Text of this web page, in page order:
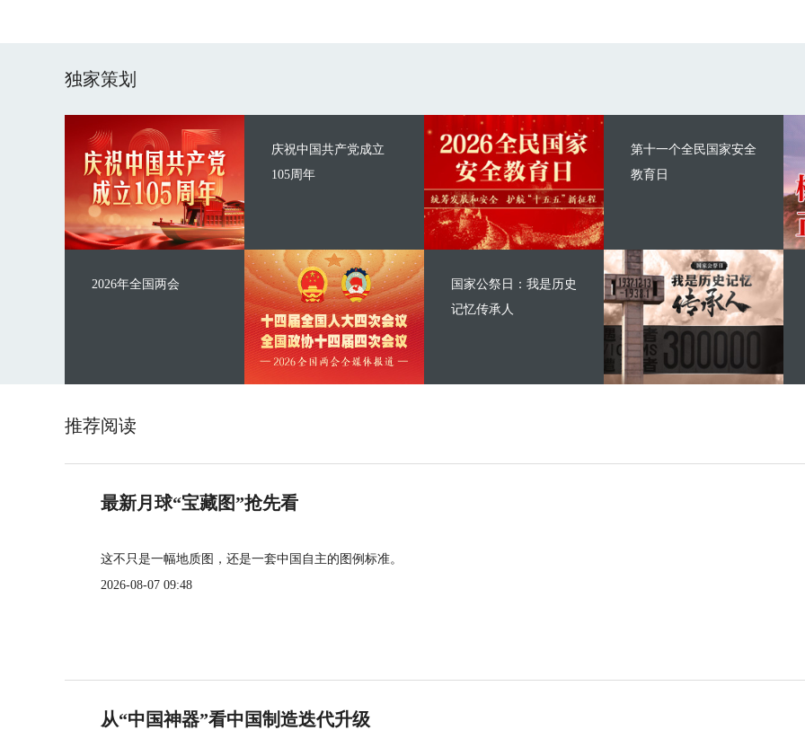
独家策划
庆祝中国共产党成立
105周年
2026年全国两会
第十一个全民国家安全
教育日
国家公祭日：我是历史
记忆传承人
推荐阅读
最新月球“宝藏图”抢先看
这不只是一幅地质图，还是一套中国自主的图例标准。
2026-08-07 09:48
从“中国神器”看中国制造迭代升级